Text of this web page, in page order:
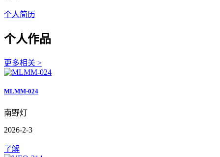
个人简历
个人作品
更多相关 >
MLMM-024
南野灯
2026-2-3
了解